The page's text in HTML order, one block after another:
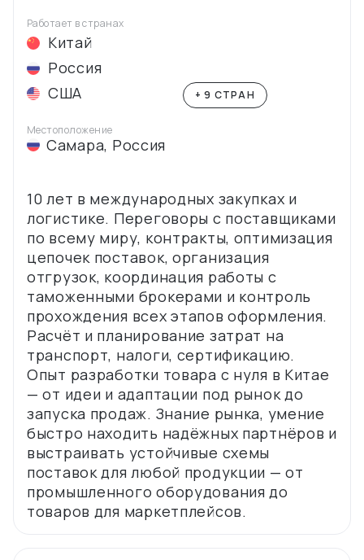
Работает в странах
Китай
Россия
США
+ 9 СТРАН
Местоположение
Самара, Россия
10 лет в международных закупках и
логистике. Переговоры с поставщиками
по всему миру, контракты, оптимизация
цепочек поставок, организация
отгрузок, координация работы с
таможенными брокерами и контроль
прохождения всех этапов оформления.
Расчёт и планирование затрат на
транспорт, налоги, сертификацию.
Опыт разработки товара с нуля в Китае
— от идеи и адаптации под рынок до
запуска продаж. Знание рынка, умение
быстро находить надёжных партнёров и
выстраивать устойчивые схемы
поставок для любой продукции — от
промышленного оборудования до